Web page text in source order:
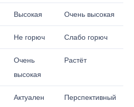
Высокая Очень высокая
Не горюч Слабо горюч
Очень
высокая
Растёт
Актуален Перспективный